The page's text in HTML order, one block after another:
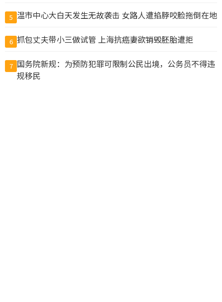
5 温市中心大白天发生无故袭击 女路人遭掐脖咬脸拖倒在地
6 抓包丈夫带小三做试管 上海抗癌妻欲销毁胚胎遭拒
7 国务院新规：为预防犯罪可限制公民出境，公务员不得违
规移民